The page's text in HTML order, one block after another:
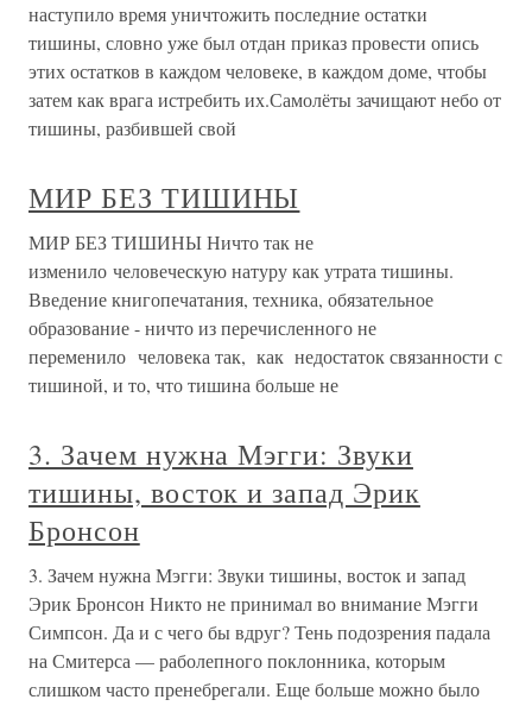
наступило время уничтожить последние остатки
тишины, словно уже был отдан приказ провести опись
этих остатков в каждом человеке, в каждом доме, чтобы
затем как врага истребить их.Самолёты зачищают небо от
тишины, разбившей свой
МИР БЕЗ ТИШИНЫ
МИР БЕЗ ТИШИНЫ Ничто так не
изменило человеческую натуру как утрата тишины.
Введение книгопечатания, техника, обязательное
образование - ничто из перечисленного не
переменило человека так, как недостаток связанности с
тишиной, и то, что тишина больше не
3. Зачем нужна Мэгги: Звуки
тишины, восток и запад Эрик
Бронсон
3. Зачем нужна Мэгги: Звуки тишины, восток и запад
Эрик Бронсон Никто не принимал во внимание Мэгги
Симпсон. Да и с чего бы вдруг? Тень подозрения падала
на Смитерса — раболепного поклонника, которым
слишком часто пренебрегали. Еще больше можно было